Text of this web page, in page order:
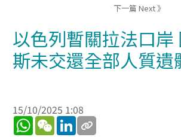
下一篇 Next 》
以色列暫關拉法口岸
斯未交還全部人質遺
15/10/2025 1:08
WhatsApp
WeChatLinkedIn